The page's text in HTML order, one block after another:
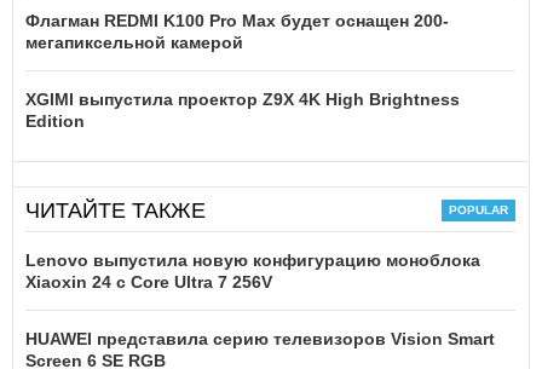
Флагман REDMI K100 Pro Max будет оснащен 200-
мегапиксельной камерой
XGIMI выпустила проектор Z9X 4K High Brightness
Edition
ЧИТАЙТЕ ТАКЖЕ
Lenovo выпустила новую конфигурацию моноблока
Xiaoxin 24 с Core Ultra 7 256V
HUAWEI представила серию телевизоров Vision Smart
Screen 6 SE RGB